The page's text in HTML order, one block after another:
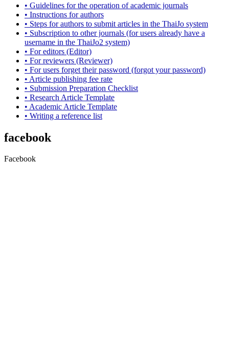
• Guidelines for the operation of academic journals
• Instructions for authors
• Steps for authors to submit articles in the ThaiJo system
• Subscription to other journals (for users already have a
username in the ThaiJo2 system)
• For editors (Editor)
• For reviewers (Reviewer)
• For users forget their password (forgot your password)
• Article publishing fee rate
• Submission Preparation Checklist
• Research Article Template
• Academic Article Template
• Writing a reference list
facebook
Facebook